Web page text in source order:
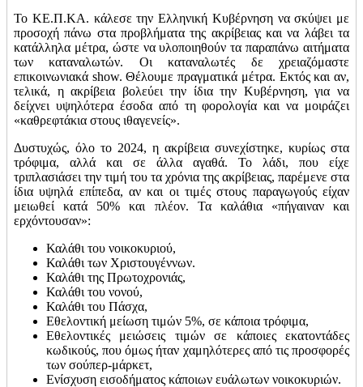
Το ΚΕ.Π.ΚΑ. κάλεσε την Ελληνική Κυβέρνηση να σκύψει με
προσοχή πάνω στα προβλήματα της ακρίβειας και να λάβει τα
κατάλληλα μέτρα, ώστε να υλοποιηθούν τα παραπάνω αιτήματα
των καταναλωτών. Οι καταναλωτές δε χρειαζόμαστε
επικοινωνιακά show. Θέλουμε πραγματικά μέτρα. Εκτός και αν,
τελικά, η ακρίβεια βολεύει την ίδια την Κυβέρνηση, για να
δείχνει υψηλότερα έσοδα από τη φορολογία και να μοιράζει
«καθρεφτάκια στους ιθαγενείς».
Δυστυχώς, όλο το 2024, η ακρίβεια συνεχίστηκε, κυρίως στα
τρόφιμα, αλλά και σε άλλα αγαθά. Το λάδι, που είχε
τριπλασιάσει την τιμή του τα χρόνια της ακρίβειας, παρέμενε στα
ίδια υψηλά επίπεδα, αν και οι τιμές στους παραγωγούς είχαν
μειωθεί κατά 50% και πλέον. Τα καλάθια «πήγαιναν και
ερχόντουσαν»:
Καλάθι του νοικοκυριού,
Καλάθι των Χριστουγέννων.
Καλάθι της Πρωτοχρονιάς,
Καλάθι του νονού,
Καλάθι του Πάσχα,
Εθελοντική μείωση τιμών 5%, σε κάποια τρόφιμα,
Εθελοντικές μειώσεις τιμών σε κάποιες εκατοντάδες
κωδικούς, που όμως ήταν χαμηλότερες από τις προσφορές
των σούπερ-μάρκετ,
Ενίσχυση εισοδήματος κάποιων ευάλωτων νοικοκυριών.